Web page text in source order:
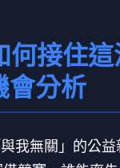
何接住
會分析
我無關」的公益